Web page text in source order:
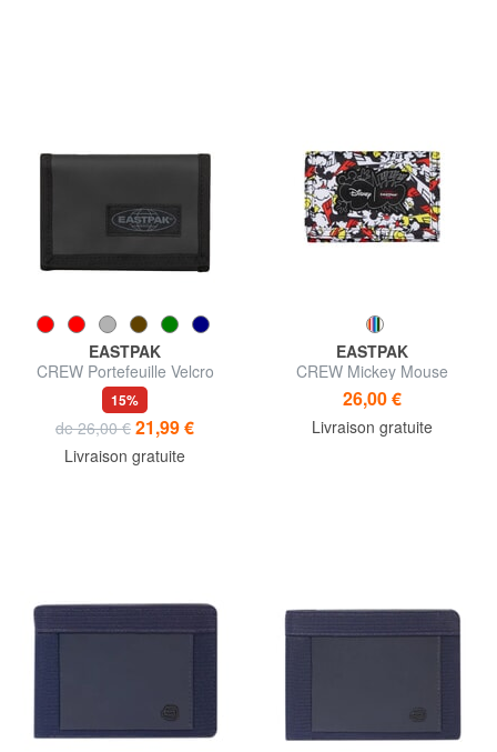
EASTPAK
CREW Portefeuille Velcro
15%
de 26,00 € 21,99 €
Livraison gratuite
EASTPAK
CREW Mickey Mouse
Portefeuille édition spéciale
26,00 €
Livraison gratuite